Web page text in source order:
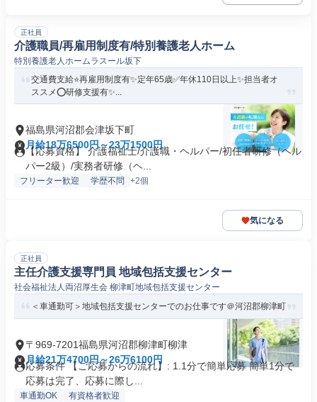
正社員
介護職員/再雇用制度有/特別養護老人ホーム
特別養護老人ホームラスール坂下
交通費支給⭐️再雇用制度有✨定年65歳✅️年休110日以上✨担当者オ
ススメ⭕️研修支援有✨...
福島県河沼郡会津坂下町
月給18万6500円～23万1500円
【応募資格】 介護福祉士/介護職・ヘルパー/初任者研修（ヘル
パー2級）/実務者研修（ヘ...
フリーター歓迎 学歴不問 +2個
気になる
正社員
主任介護支援専門員 地域包括支援センター
社会福祉法人両沼厚生会 柳津町地域包括支援センター
＜車通勤可＞地域包括支援センターでのお仕事です＠河沼郡柳津町
〒969-7201福島県河沼郡柳津町柳津
月給21万4700円～26万6100円
応募条件 【ご応募からの流れ】: 1.1分で簡単応募 簡単1分で
応募は完了、応募に際し...
車通勤OK 有資格者歓迎